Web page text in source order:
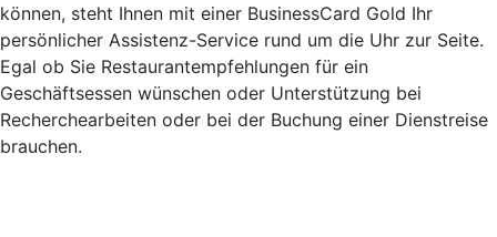
können, steht Ihnen mit einer BusinessCard Gold Ihr
persönlicher Assistenz-Service rund um die Uhr zur Seite.
Egal ob Sie Restaurantempfehlungen für ein
Geschäftsessen wünschen oder Unterstützung bei
Recherchearbeiten oder bei der Buchung einer Dienstreise
brauchen.